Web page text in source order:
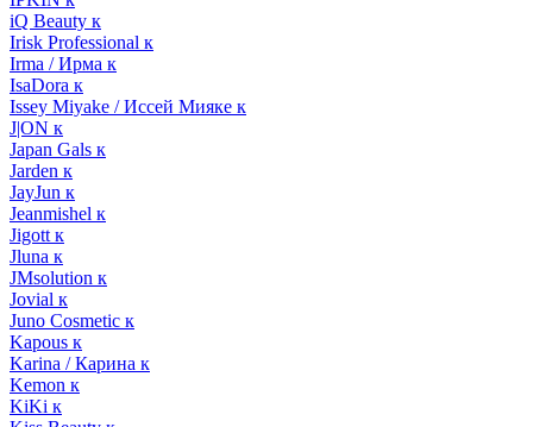
iQ Beauty к
Irisk Professional к
Irma / Ирма к
IsaDora к
Issey Miyake / Иссей Мияке к
J|ON к
Japan Gals к
Jarden к
JayJun к
Jeanmishel к
Jigott к
Jluna к
JMsolution к
Jovial к
Juno Cosmetic к
Kapous к
Karina / Карина к
Kemon к
KiKi к